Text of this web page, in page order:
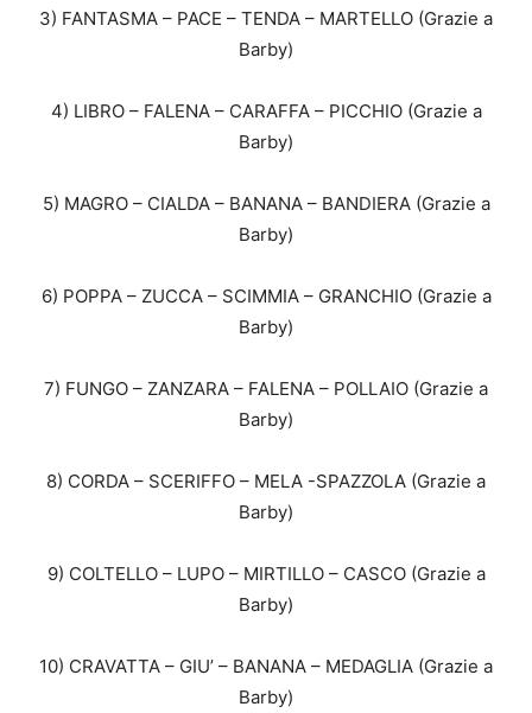
3) FANTASMA – PACE – TENDA – MARTELLO (Grazie a
Barby)
4) LIBRO – FALENA – CARAFFA – PICCHIO (Grazie a
Barby)
5) MAGRO – CIALDA – BANANA – BANDIERA (Grazie a
Barby)
6) POPPA – ZUCCA – SCIMMIA – GRANCHIO (Grazie a
Barby)
7) FUNGO – ZANZARA – FALENA – POLLAIO (Grazie a
Barby)
8) CORDA – SCERIFFO – MELA -SPAZZOLA (Grazie a
Barby)
9) COLTELLO – LUPO – MIRTILLO – CASCO (Grazie a
Barby)
10) CRAVATTA – GIU’ – BANANA – MEDAGLIA (Grazie a
Barby)